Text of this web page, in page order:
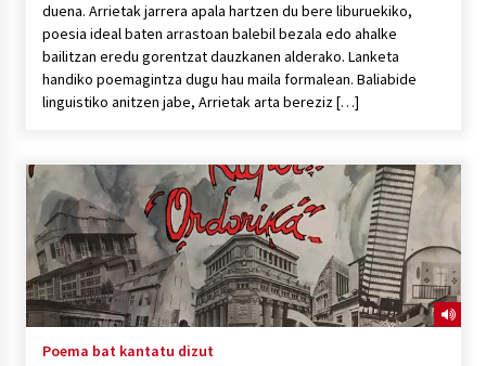
duena. Arrietak jarrera apala hartzen du bere liburuekiko,
poesia ideal baten arrastoan balebil bezala edo ahalke
bailitzan eredu gorentzat dauzkanen alderako. Lanketa
handiko poemagintza dugu hau maila formalean. Baliabide
linguistiko anitzen jabe, Arrietak arta bereziz […]
Poema bat kantatu dizut